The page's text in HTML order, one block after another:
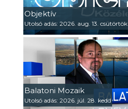
Objektív
Utolsó adás: 2026. aug. 13. csütörtök
Balatoni Mozaik
Utolsó adás: 2026. júl. 28. kedd